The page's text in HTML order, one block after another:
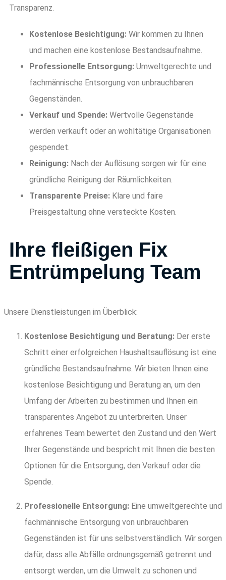
Transparenz.
Kostenlose Besichtigung: Wir kommen zu Ihnen
und machen eine kostenlose Bestandsaufnahme.
Professionelle Entsorgung: Umweltgerechte und
fachmännische Entsorgung von unbrauchbaren
Gegenständen.
Verkauf und Spende: Wertvolle Gegenstände
werden verkauft oder an wohltätige Organisationen
gespendet.
Reinigung: Nach der Auflösung sorgen wir für eine
gründliche Reinigung der Räumlichkeiten.
Transparente Preise: Klare und faire
Preisgestaltung ohne versteckte Kosten.
Ihre fleißigen Fix
Entrümpelung Team
Unsere Dienstleistungen im Überblick:
Kostenlose Besichtigung und Beratung: Der erste
Schritt einer erfolgreichen Haushaltsauflösung ist eine
gründliche Bestandsaufnahme. Wir bieten Ihnen eine
kostenlose Besichtigung und Beratung an, um den
Umfang der Arbeiten zu bestimmen und Ihnen ein
transparentes Angebot zu unterbreiten. Unser
erfahrenes Team bewertet den Zustand und den Wert
Ihrer Gegenstände und bespricht mit Ihnen die besten
Optionen für die Entsorgung, den Verkauf oder die
Spende.
Professionelle Entsorgung: Eine umweltgerechte und
fachmännische Entsorgung von unbrauchbaren
Gegenständen ist für uns selbstverständlich. Wir sorgen
dafür, dass alle Abfälle ordnungsgemäß getrennt und
entsorgt werden, um die Umwelt zu schonen und